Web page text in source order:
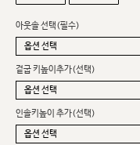
아웃솔 선택(필수)
겉굽 키높이추가(선택)
인솔키높이 추가(선택)